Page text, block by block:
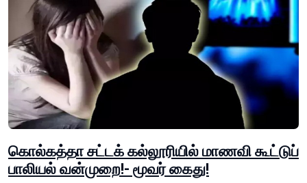
கொல்கத்தா சட்டக் கல்லூரியில் மாணவி கூட்டுப்
பாலியல் வன்முறை!- மூவர் கைது!